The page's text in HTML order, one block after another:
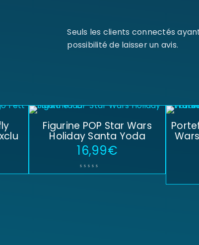
Seuls les clients connectés
possibilité de laisser un avis.
Figurine POP Star Wars
Holiday Santa Yoda
16,99€